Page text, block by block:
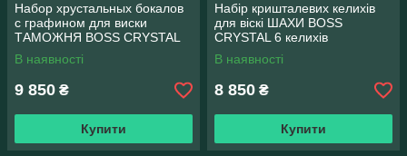
Набор хрустальных бокалов
с графином для виски
ТАМОЖНЯ ВОЅЅ CRYSTAL
В наявності
9 850 ₴
Купити
Набір кришталевих келихів
для віскі ШАХИ ВОЅЅ
CRYSTAL 6 келихів
В наявності
8 850 ₴
Купити